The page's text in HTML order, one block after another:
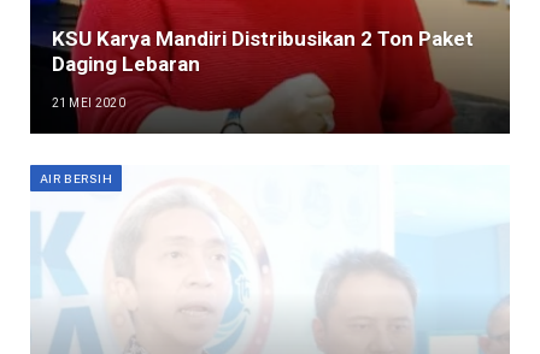
KSU Karya Mandiri Distribusikan 2 Ton Paket
Daging Lebaran
21 MEI 2020
AIR BERSIH